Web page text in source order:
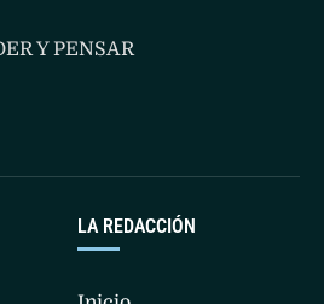
LA REDACCIÓN
Y PENSAR